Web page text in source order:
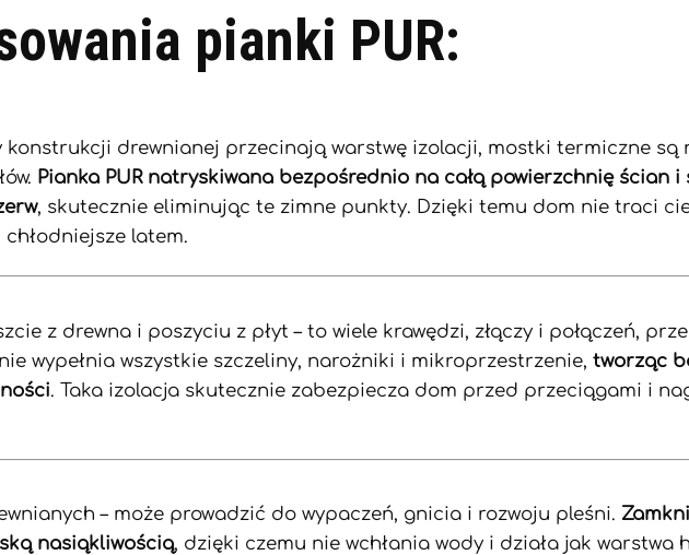
pianki PUR:
konstrukcji drewnianej przecinają warstwę izolacji, mostki termiczne są
Pianka PUR natryskiwana bezpośrednio na całą powierzchnię ścian i
, skutecznie eliminując te zimne punkty. Dzięki temu dom nie traci
latem.
z drewna i poszyciu z płyt – to wiele krawędzi, złączy i połączeń,
wypełnia wszystkie szczeliny, narożniki i mikroprzestrzenie, tworząc
. Taka izolacja skutecznie zabezpiecza dom przed przeciągami i
– może prowadzić do wypaczeń, gnicia i rozwoju pleśni.
nasiąkliwością, dzięki czemu nie wchłania wody i działa jak warstwa